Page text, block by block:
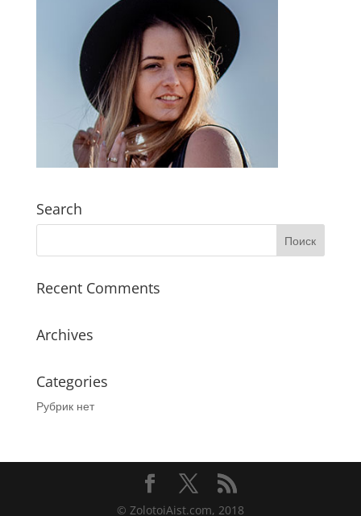
Search
Recent Comments
Archives
Categories
Рубрик нет
© ZolotoiAist.com, 2018